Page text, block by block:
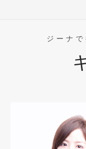
ジーナ